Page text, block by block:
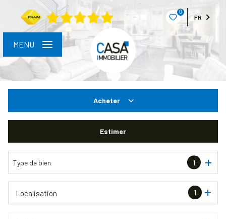
0
FR
MENU
Acheter
Estimer
Type de bien 1
1
Localisation